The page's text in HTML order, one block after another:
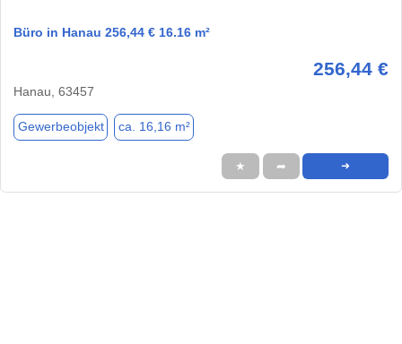
Büro in Hanau 256,44 € 16.16 m²
256,44 €
Hanau, 63457
Gewerbeobjekt ca. 16,16 m²
★ ➦ ➜